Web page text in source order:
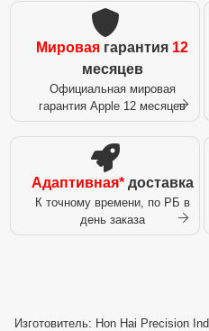
Мировая гарантия 12
месяцев
Официальная мировая
гарантия Apple 12 месяцев
Адаптивная*доставка
К точному времени, по РБ в
день заказа
Изготовитель: Hon Hai Precision